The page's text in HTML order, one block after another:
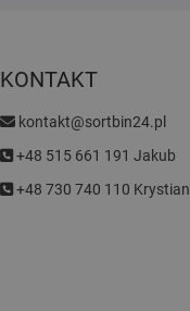
KONTAKT
kontakt@sortbin24.pl
+48 515 661 191 Jakub
+48 730 740 110 Krystian